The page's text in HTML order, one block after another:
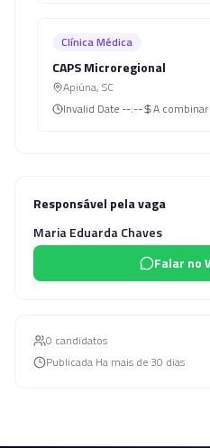
Clínica Médica
CAPS Microregional
Apiúna, SC
Invalid Date --:-- A combinar
Responsável pela vaga
Maria Eduarda Chaves
Falar no
0 candidatos
Publicada Ha mais de 30 dias